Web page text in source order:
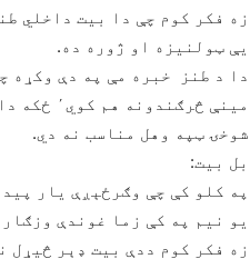
زه فکر کوم چې دا بیت داخلي
یې ټولنیزه او ژوره ده.
دا د طنز خبره مې په دې وکړه
مینې
شوخۍ ټپه وهل مناسب نه دي.
بل بیت:
په کلو کې چې وګرځېږې یار
یو نیم په کې زما غوندې
زه فکر کوم ددې بیت ډېر څیړل